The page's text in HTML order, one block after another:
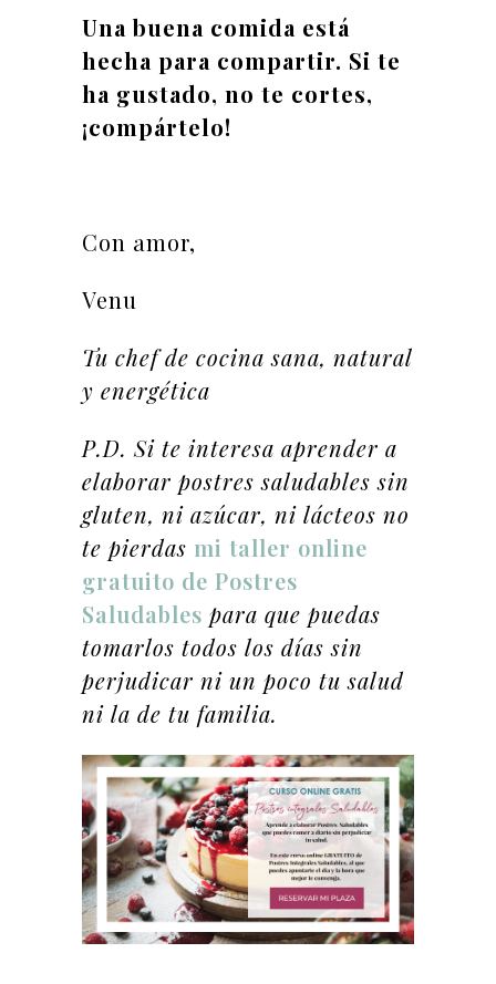
Una buena comida está
hecha para compartir. Si te
ha gustado, no te cortes,
¡compártelo!
Con amor,
Venu
Tu chef de cocina sana, natural
y energética
P.D. Si te interesa aprender a
elaborar postres saludables sin
gluten, ni azúcar, ni lácteos no
te pierdas mi taller online
gratuito de Postres
Saludables para que puedas
tomarlos todos los días sin
perjudicar ni un poco tu salud
ni la de tu familia.